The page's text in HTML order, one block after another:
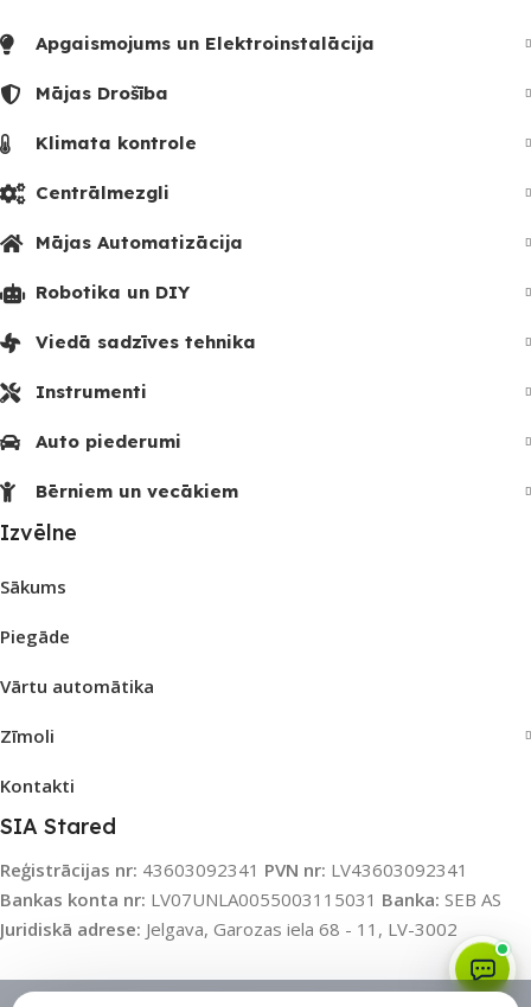
Apgaismojums un Elektroinstalācija
Mājas Drošība
Klimata kontrole
Centrālmezgli
Mājas Automatizācija
Robotika un DIY
Viedā sadzīves tehnika
Instrumenti
Auto piederumi
Bērniem un vecākiem
Izvēlne
Sākums
Piegāde
Vārtu automātika
Zīmoli
Kontakti
SIA Stared
Reģistrācijas nr: 43603092341 PVN nr: LV43603092341
Bankas konta nr: LV07UNLA0055003115031 Banka: SEB AS
Juridiskā adrese: Jelgava, Garozas iela 68 - 11, LV-3002